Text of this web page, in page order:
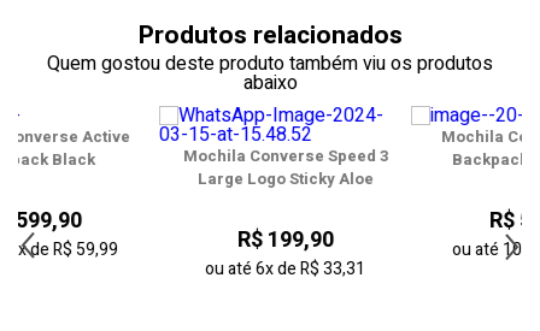
Produtos relacionados
Quem gostou deste produto também viu os produtos
abaixo
Mochila Converse Speed 3
Large Logo Sticky Aloe
R$ 199,90
R$ 33,31
Mochila Converse Active
Backpack Barely Grey
ou até R$ 59,99